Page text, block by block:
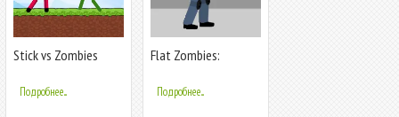
Stick vs Zombies
Подробнее...
Flat Zombies:
Подробнее...